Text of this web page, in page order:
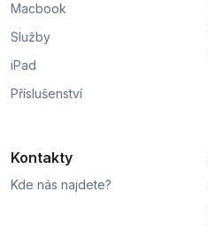
Macbook
Služby
iPad
Příslušenství
Kontakty
Kde nás najdete?